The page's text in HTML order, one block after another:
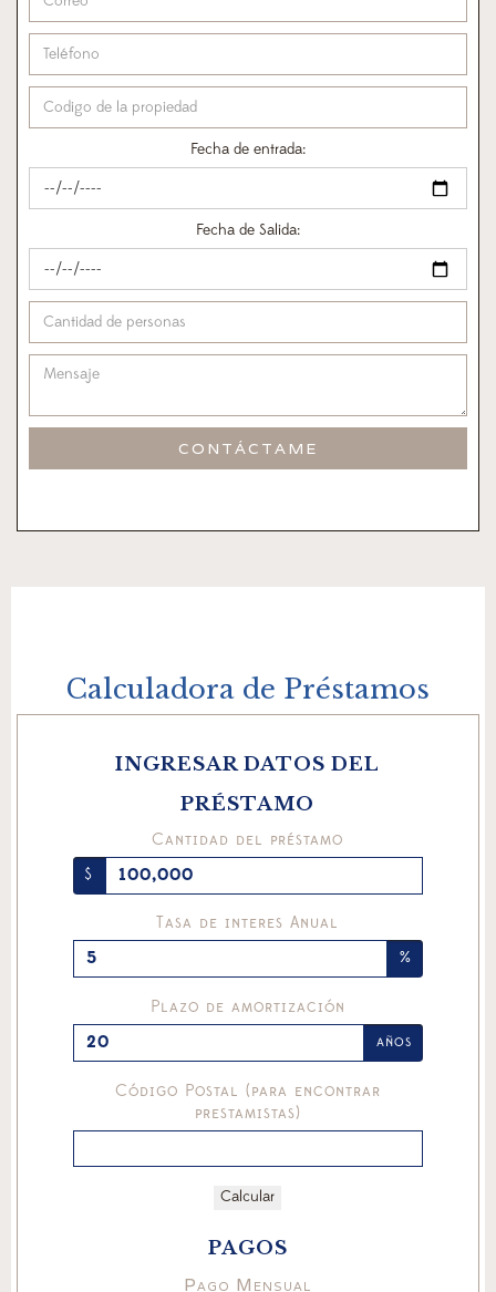
Fecha de entrada:
Fecha de Salida:
Calculadora de Préstamos
INGRESAR DATOS DEL
PRÉSTAMO
Cantidad del préstamo
$
Tasa de interes Anual
%
Plazo de amortización
años
Código Postal (para encontrar
prestamistas)
Calcular
PAGOS
Pago Mensual